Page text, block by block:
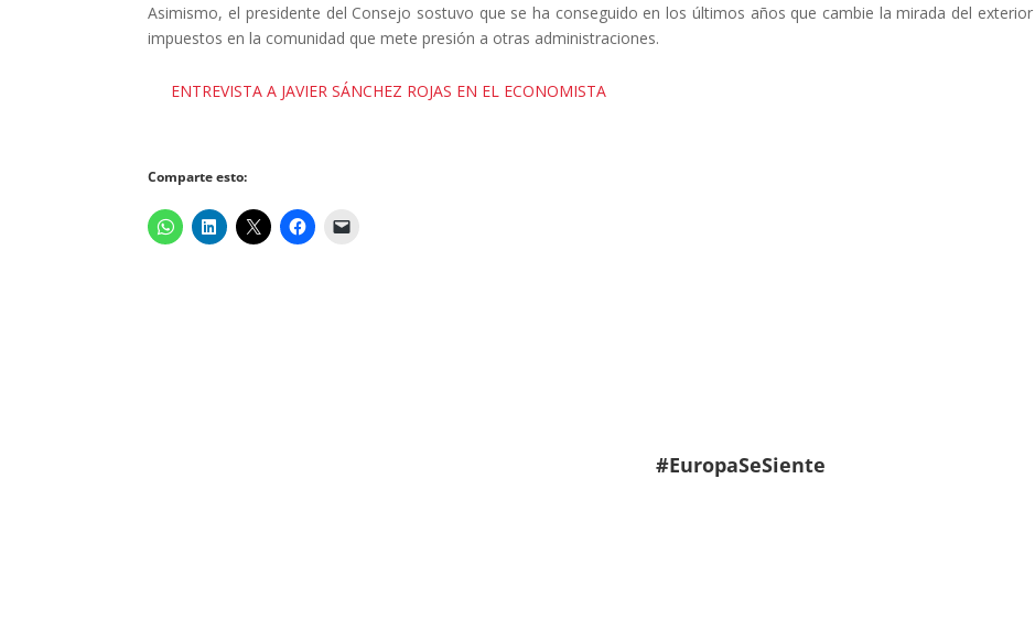
Asimismo, el presidente del Consejo sostuvo que se ha conseguido en los últimos años que cambie la mirada del
impuestos en la comunidad que mete presión a otras administraciones.
ENTREVISTA A JAVIER SÁNCHEZ ROJAS EN EL ECONOMISTA
Comparte esto:
#EuropaSeSiente